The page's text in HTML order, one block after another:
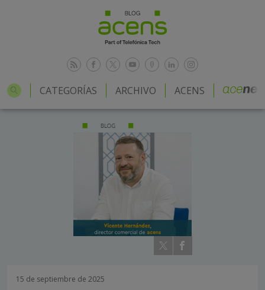
CATEGORÍAS ARCHIVO ACENS
15 de septiembre de 2025